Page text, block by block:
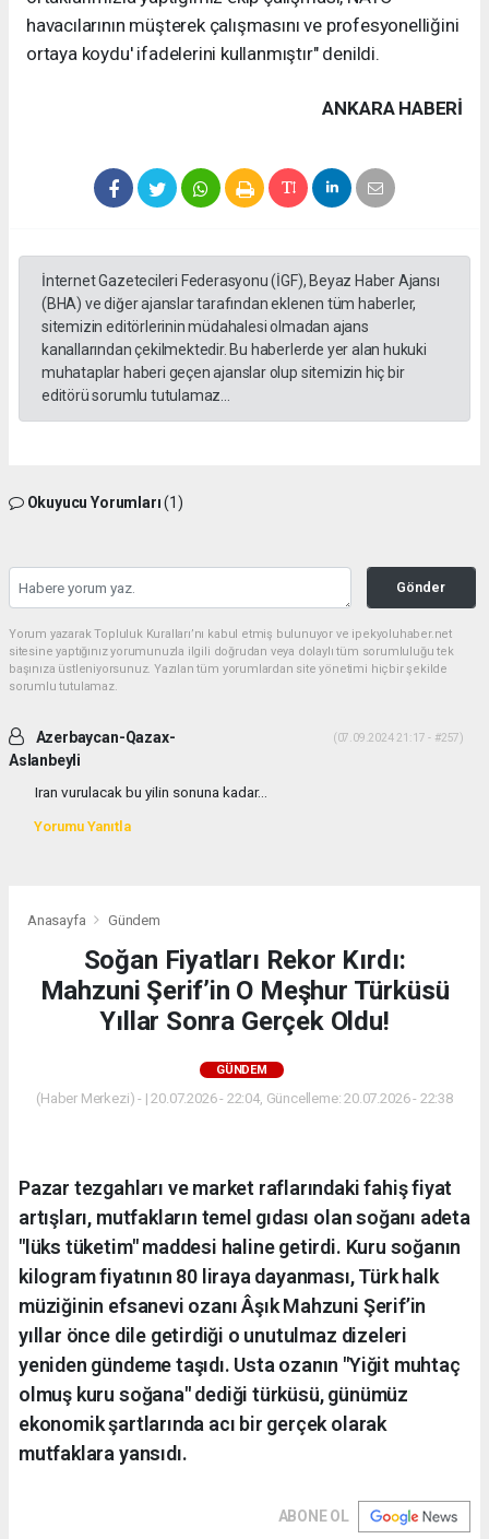
havacılarının müşterek çalışmasını ve profesyonelliğini
ortaya koydu' ifadelerini kullanmıştır" denildi.
ANKARA HABERİ
İnternet Gazetecileri Federasyonu (İGF), Beyaz Haber Ajansı
(BHA) ve diğer ajanslar tarafından eklenen tüm haberler,
sitemizin editörlerinin müdahalesi olmadan ajans
kanallarından çekilmektedir. Bu haberlerde yer alan hukuki
muhataplar haberi geçen ajanslar olup sitemizin hiç bir
editörü sorumlu tutulamaz...
Okuyucu Yorumları(1)
Gönder
Yorum yazarak Topluluk Kuralları’nı kabul etmiş bulunuyor ve ipekyoluhaber.net
sitesine yaptığınız yorumunuzla ilgili doğrudan veya dolaylı tüm sorumluluğu tek
başınıza üstleniyorsunuz. Yazılan tüm yorumlardan site yönetimi hiçbir şekilde
sorumlu tutulamaz.
Azerbaycan-Qazax-
Aslanbeyli
(07.09.2024 21:17 - #257)
Iran vurulacak bu yilin sonuna kadar...
Yorumu Yanıtla
Anasayfa Gündem
Soğan Fiyatları Rekor Kırdı:
Mahzuni Şerif’in O Meşhur Türküsü
Yıllar Sonra Gerçek Oldu!
GÜNDEM
(Haber Merkezi) - | 20.07.2026 - 22:04, Güncelleme: 20.07.2026 - 22:38
Pazar tezgahları ve market raflarındaki fahiş fiyat
artışları, mutfakların temel gıdası olan soğanı adeta
"lüks tüketim" maddesi haline getirdi. Kuru soğanın
kilogram fiyatının 80 liraya dayanması, Türk halk
müziğinin efsanevi ozanı Âşık Mahzuni Şerif’in
yıllar önce dile getirdiği o unutulmaz dizeleri
yeniden gündeme taşıdı. Usta ozanın "Yiğit muhtaç
olmuş kuru soğana" dediği türküsü, günümüz
ekonomik şartlarında acı bir gerçek olarak
mutfaklara yansıdı.
ABONE OL